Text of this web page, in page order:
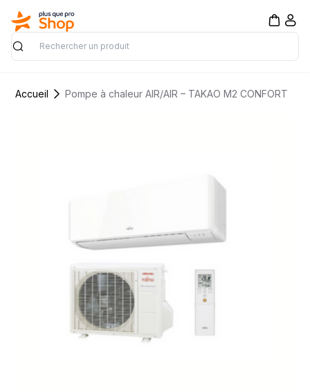
Rechercher
Accueil Pompe à chaleur AIR/AIR – TAKAO M2 CONFORT